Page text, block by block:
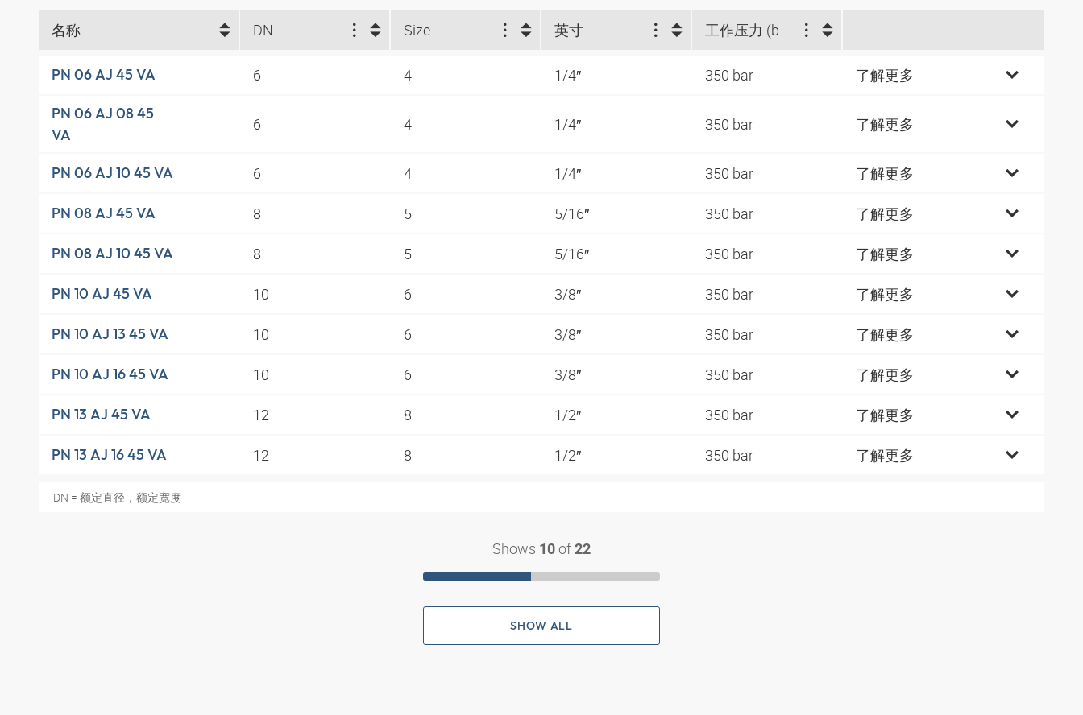
名称 DN Size 英寸 工作压力 (bar)
PN 06 AJ 45 VA 6 4 1/4″ 350 bar 了解更多
PN 06 AJ 08 45
VA
6 4 1/4″ 350 bar 了解更多
PN 06 AJ 10 45 VA 6 4 1/4″ 350 bar 了解更多
PN 08 AJ 45 VA 8 5 5/16″ 350 bar 了解更多
PN 08 AJ 10 45 VA 8 5 5/16″ 350 bar 了解更多
PN 10 AJ 45 VA 10 6 3/8″ 350 bar 了解更多
PN 10 AJ 13 45 VA 10 6 3/8″ 350 bar 了解更多
PN 10 AJ 16 45 VA 10 6 3/8″ 350 bar 了解更多
PN 13 AJ 45 VA 12 8 1/2″ 350 bar 了解更多
PN 13 AJ 16 45 VA 12 8 1/2″ 350 bar 了解更多
DN = 额定直径，额定宽度
Shows 10 of 22
SHOW ALL